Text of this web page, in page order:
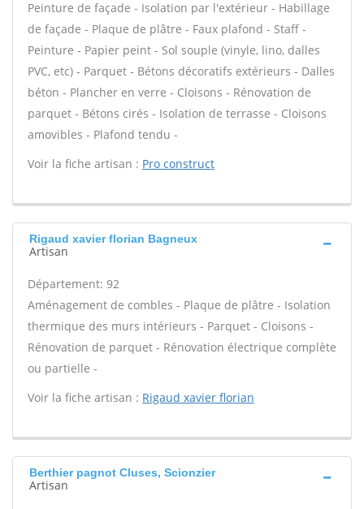
Peinture de façade - Isolation par l'extérieur - Habillage
de façade - Plaque de plâtre - Faux plafond - Staff -
Peinture - Papier peint - Sol souple (vinyle, lino, dalles
PVC, etc) - Parquet - Bétons décoratifs extérieurs - Dalles
béton - Plancher en verre - Cloisons - Rénovation de
parquet - Bétons cirés - Isolation de terrasse - Cloisons
amovibles - Plafond tendu -
Voir la fiche artisan : Pro construct
Rigaud xavier florian Bagneux
Artisan
Département: 92
Aménagement de combles - Plaque de plâtre - Isolation
thermique des murs intérieurs - Parquet - Cloisons -
Rénovation de parquet - Rénovation électrique complète
ou partielle -
Voir la fiche artisan : Rigaud xavier florian
Berthier pagnot Cluses, Scionzier
Artisan